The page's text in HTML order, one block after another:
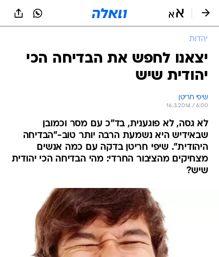
יהדות
יצאנו לחפש את הבדיחה הכי
יהודית שיש
שיפי חריטן
16.3.2014 / 6:00
לא גסה, לא פוגענית, בד"כ עם מסר וכמובן
שבאידיש היא נשמעת הרבה יותר טוב-"הבדיחה
היהודית". שיפי חריטן בדקה עם כמה אנשים
מצחיקים מהציבור החרדי: מהי הבדיחה הכי יהודית
שיש?